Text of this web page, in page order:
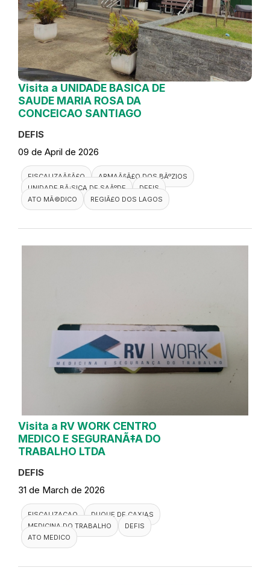
Visita a UNIDADE BASICA DE
SAUDE MARIA ROSA DA
CONCEICAO SANTIAGO
DEFIS
09 de April de 2026
FISCALIZAÃ§Ã£O
ARMAÃ§Ã£O DOS BÃºZIOS
UNIDADE BÃ¡SICA DE SAÃºDE
DEFIS
ATO MÃ©DICO
REGIÃ£O DOS LAGOS
Visita a RV WORK CENTRO
MEDICO E SEGURANÃ‡A DO
TRABALHO LTDA
DEFIS
31 de March de 2026
FISCALIZACAO
DUQUE DE CAXIAS
MEDICINA DO TRABALHO
DEFIS
ATO MEDICO